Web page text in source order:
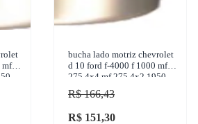
mf
bucha lado motriz chevrolet
d 10 ford f-4000 f 1000 mf
275 4x4 mf 275 4x2 1950-
1996 sulcarbon - sc085-3x
R$ 166,43
R$ 151,30